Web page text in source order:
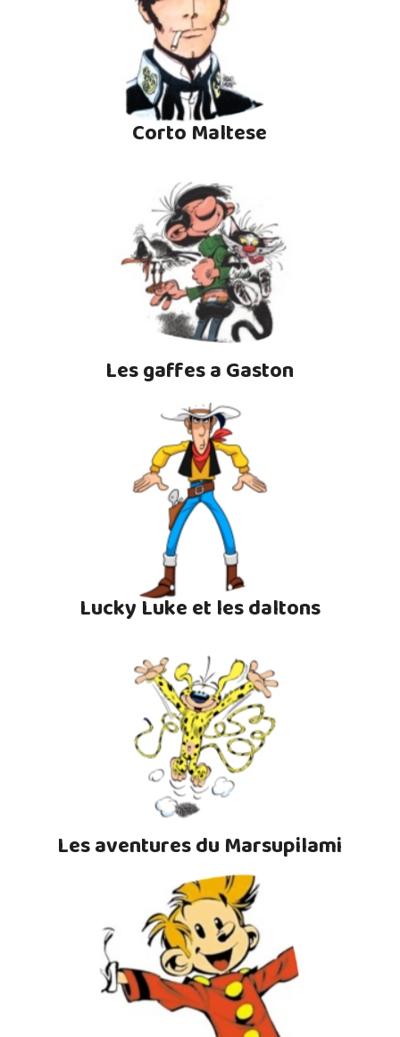
Corto Maltese
Les gaffes a Gaston
Lucky Luke et les daltons
Les aventures du Marsupilami